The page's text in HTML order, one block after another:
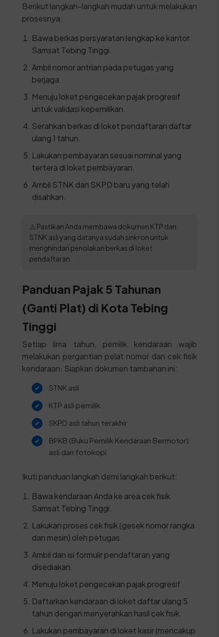
Berikut langkah-langkah mudah untuk melakukan
prosesnya:
Bawa berkas persyaratan lengkap ke kantor
Samsat Tebing Tinggi.
Ambil nomor antrian pada petugas yang
berjaga.
Menuju loket pengecekan pajak progresif
untuk validasi kepemilikan.
Serahkan berkas di loket pendaftaran daftar
ulang 1 tahun.
Lakukan pembayaran sesuai nominal yang
tertera di loket pembayaran.
Ambil STNK dan SKPD baru yang telah
disahkan.
⚠️ Pastikan Anda membawa dokumen KTP dan
STNK asli yang datanya sudah sinkron untuk
menghindari penolakan berkas di loket
pendaftaran.
Panduan Pajak 5 Tahunan
(Ganti Plat) di Kota Tebing
Tinggi
Setiap lima tahun, pemilik kendaraan wajib
melakukan pergantian pelat nomor dan cek fisik
kendaraan. Siapkan dokumen tambahan ini:
STNK asli
KTP asli pemilik
SKPD asli tahun terakhir
BPKB (Buku Pemilik Kendaraan Bermotor)
asli dan fotokopi
Ikuti panduan langkah demi langkah berikut:
Bawa kendaraan Anda ke area cek fisik
Samsat Tebing Tinggi.
Lakukan proses cek fisik (gesek nomor rangka
dan mesin) oleh petugas.
Ambil dan isi formulir pendaftaran yang
disediakan.
Menuju loket pengecekan pajak progresif.
Daftarkan kendaraan di loket daftar ulang 5
tahun dengan menyerahkan hasil cek fisik.
Lakukan pembayaran di loket kasir (mencakup